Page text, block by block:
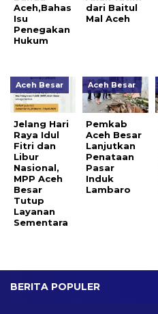
Aceh,Bahas
Isu
Penegakan
Hukum
dari Baitul
Mal Aceh
Aceh Besar
Jelang Hari
Raya Idul
Fitri dan
Libur
Nasional,
MPP Aceh
Besar
Tutup
Layanan
Sementara
Aceh Besar
Pemkab
Aceh Besar
Lanjutkan
Penataan
Pasar
Induk
Lambaro
BERITA POPULER